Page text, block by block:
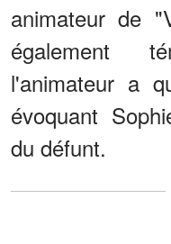
animateur de
également
l'animateur a
évoquant
du défunt.